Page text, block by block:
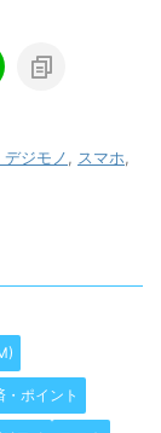
ジモノ スマホ
・ポイント